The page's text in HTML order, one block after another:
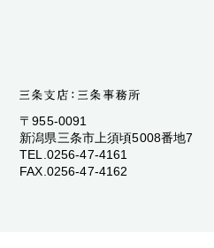
〒955-0091
新潟県三条市上須頃5008番地7
TEL.0256-47-4161
FAX.0256-47-4162